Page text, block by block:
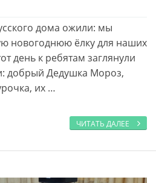
дома ожили: мы
новогоднюю ёлку для наших
день к ребятам заглянули
добрый Дедушка Мороз,
их …
ЧИТАТЬ ДАЛЕЕ